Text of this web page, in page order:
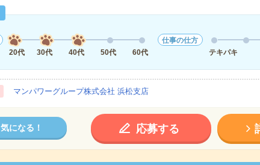
20代
30代 40代 50代 60代
仕事の仕方
テキパキ
マンパワーグループ株式会社 浜松支店
気になる！ 応募する